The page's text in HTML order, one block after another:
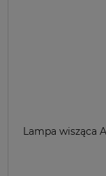
Lampa wisząca